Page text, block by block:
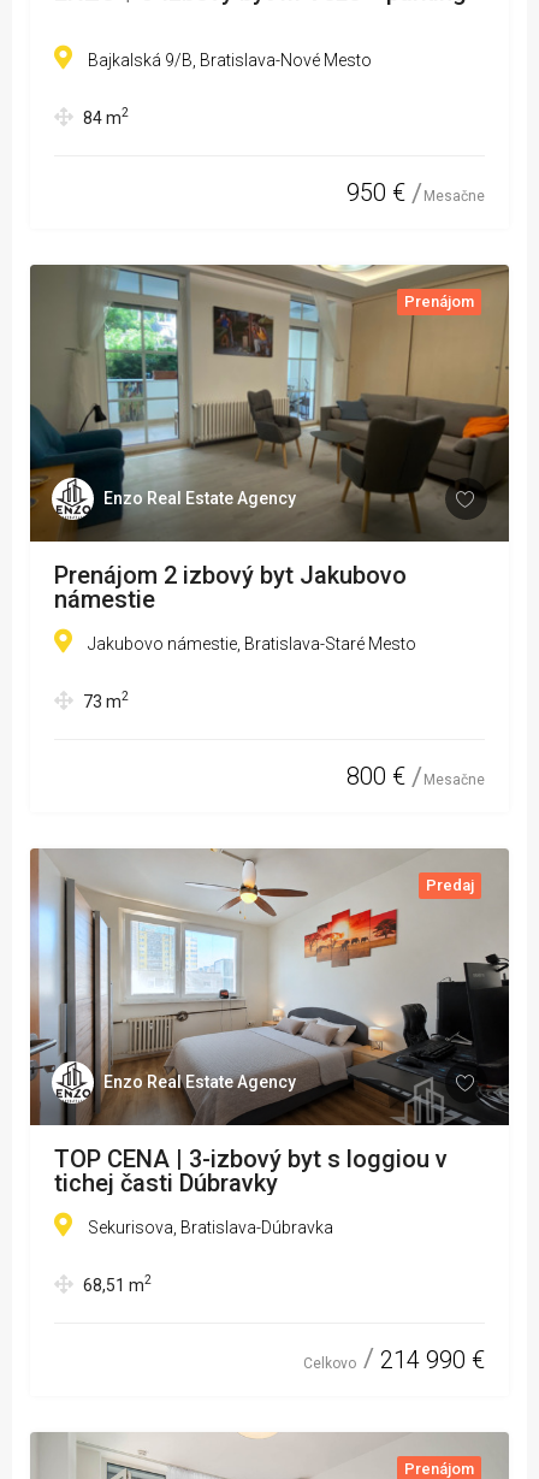
Bajkalská 9/B, Bratislava-Nové Mesto
84m2
950 € Mesačne
Prenájom
Enzo Real Estate Agency
Prenájom 2 izbový byt Jakubovo
námestie
Jakubovo námestie, Bratislava-Staré Mesto
73 m2
800 € Mesačne
Predaj
Enzo Real Estate Agency
TOP CENA | 3-izbový byt s loggiou v
tichej časti Dúbravky
Sekurisova, Bratislava-Dúbravka
68,51 m2
Celkovo 214 990 €
Prenájom